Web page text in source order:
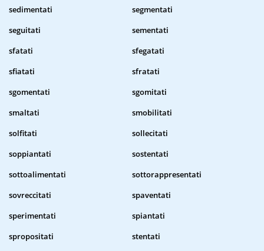
sedimentati
segmentati
seguitati
sementati
sfatati
sfegatati
sfiatati
sfratati
sgomentati
sgomitati
smaltati
smobilitati
solfitati
sollecitati
soppiantati
sostentati
sottoalimentati
sottorappresentati
sovreccitati
spaventati
sperimentati
spiantati
spropositati
stentati